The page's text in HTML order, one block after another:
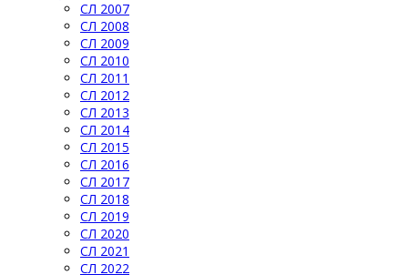
СЛ 2007
СЛ 2008
СЛ 2009
СЛ 2010
СЛ 2011
СЛ 2012
СЛ 2013
СЛ 2014
СЛ 2015
СЛ 2016
СЛ 2017
СЛ 2018
СЛ 2019
СЛ 2020
СЛ 2021
СЛ 2022